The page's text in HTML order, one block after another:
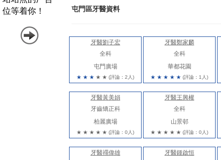
屯門區牙醫資料
牙醫劉子宏
全科
屯門廣場
★ ★ ★ ★ ★ (評論：2人)
牙醫鄭家麟
全科
華都花園
★ ★ ★ ★ ★ (評論：1人)
牙醫黃美娟
牙齒矯正科
柏麗廣場
★ ★ ★ ★ ★ (評論：0人)
牙醫王興權
全科
山景邨
★ ★ ★ ★ ★ (評論：0人)
牙醫禤偉雄
牙醫鍾啟恒